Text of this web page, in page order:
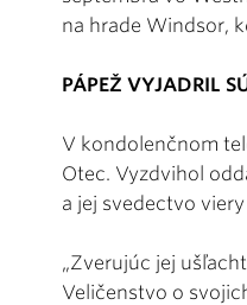
na hrade Windsor,
PÁPEŽ VYJADRIL
V kondolenčnom
Otec. Vyzdvihol
a jej svedectvo
„Zverujúc jej
Veličenstvo o